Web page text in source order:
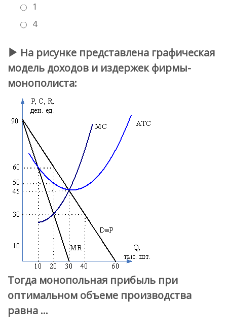
1
4
На рисунке представлена графическая
модель доходов и издержек фирмы-
монополиста:
Тогда монопольная прибыль при
оптимальном объеме производства
равна …